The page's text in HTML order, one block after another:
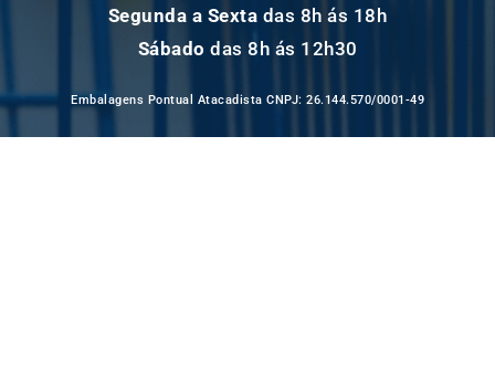
Segunda a Sexta das 8h ás 18h
Sábado das 8h ás 12h30
Embalagens Pontual Atacadista CNPJ: 26.144.570/0001-49